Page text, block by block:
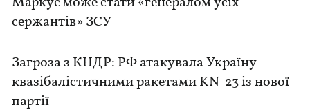
сержантів» ЗСУ
Загроза з КНДР: РФ атакувала Україну
квазібалістичними ракетами KN-23 із нової
партії